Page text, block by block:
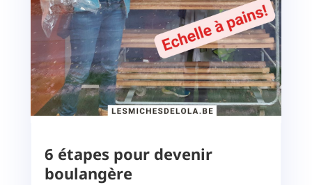
6 étapes pour devenir
boulangère